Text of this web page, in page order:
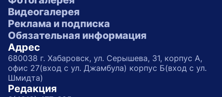
Видеогалерея
Реклама и подписка
Обязательная информация
Адрес
680038 г. Хабаровск, ул. Серышева, 31, корпус А,
офис 27(вход с ул. Джамбула) корпус Б(вход с ул.
Шмидта)
Редакция